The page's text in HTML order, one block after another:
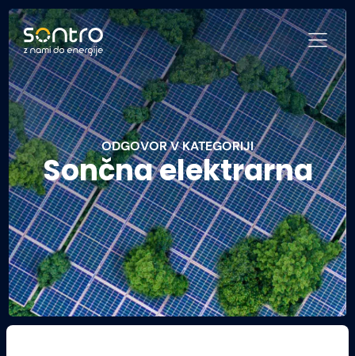
ODGOVOR V KATEGORIJI
Sončna elektrarna